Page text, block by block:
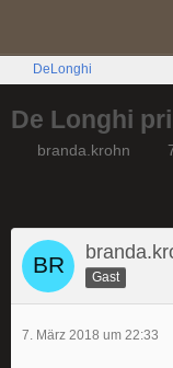
DeLonghi
De Longhi
branda.krohn
Gast
7. März 2018 um 22:33